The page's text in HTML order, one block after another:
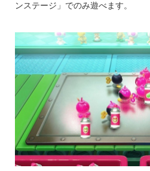
ンステージ」でのみ遊べます。